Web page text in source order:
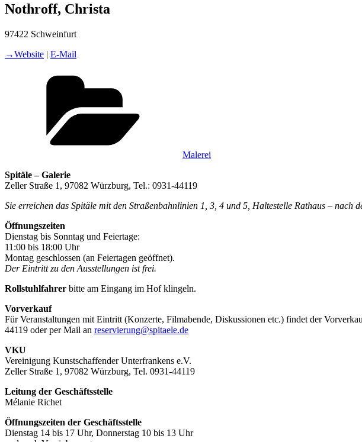
Nothroff, Christa
97422 Schweinfurt
→Website | E-Mail
Malerei
Spitäle – Galerie
Zeller Straße 1, 97082 Würzburg, Tel.: 0931-44119
Sie erreichen das Spitäle mit den Straßenbahnlinien 1, 3, 4 und 5, Haltestelle Rathaus – nach
Öffnungszeiten
Dienstag bis Sonntag und Feiertage:
11:00 bis 18:00 Uhr
Montag geschlossen (an Feiertagen geöffnet).
Der Eintritt zu den Ausstellungen ist frei.
Rollstuhlfahrer bitte am Eingang im Hof klingeln.
Vorverkauf
Für Veranstaltungen mit Eintritt (Konzerte, Filmabende, Diskussionen etc.) findet der
44119 oder per Mail an reservierung@spitaele.de
VKU
Vereinigung Kunstschaffender Unterfrankens e.V.
Zeller Straße 1, 97082 Würzburg, Tel. 0931-44119
Leitung der Geschäftsstelle
Mélanie Richet
Öffnungszeiten der Geschäftsstelle
Dienstag 14 bis 17 Uhr, Donnerstag 10 bis 13 Uhr